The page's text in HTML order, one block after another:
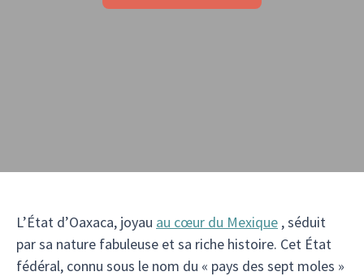
L’État d’Oaxaca, joyau au cœur du Mexique , séduit
par sa nature fabuleuse et sa riche histoire. Cet État
fédéral, connu sous le nom du « pays des sept moles »